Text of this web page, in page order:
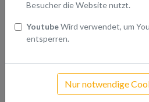
Besucher die Website nutzt.
YoutubeWird verwendet, um
entsperren.
Nur notwendige